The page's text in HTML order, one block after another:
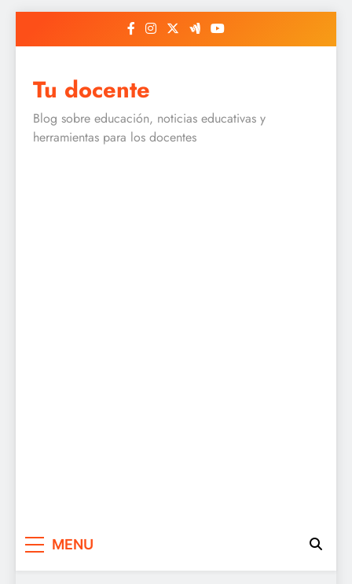
Tu docente
Blog sobre educación, noticias educativas y
herramientas para los docentes
MENU